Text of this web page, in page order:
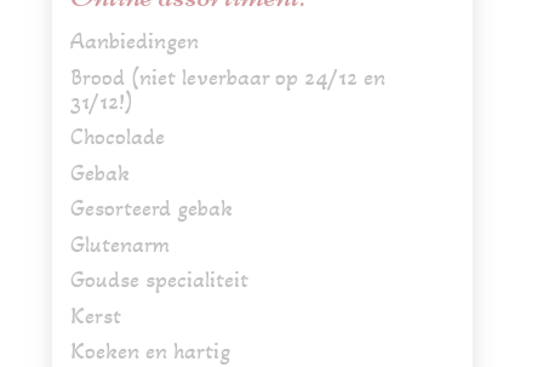
Aanbiedingen
Brood (niet leverbaar op 24/12 en
31/12!)
Chocolade
Gebak
Gesorteerd gebak
Glutenarm
Goudse specialiteit
Kerst
Koeken en hartig